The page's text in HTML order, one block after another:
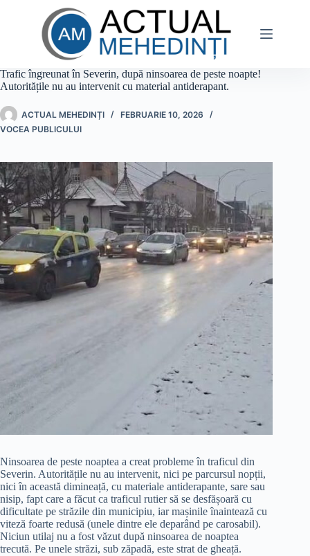
Trafic îngreunat în Severin, după ninsoarea de peste noapte!
Autoritățile nu au intervenit cu material antiderapant.
ACTUAL MEHEDINȚI
FEBRUARIE 10, 2026
VOCEA PUBLICULUI
Ninsoarea de peste noaptea a creat probleme în traficul din
Severin. Autoritățile nu au intervenit, nici pe parcursul nopții,
nici în această dimineață, cu materiale antiderapante, sare sau
nisip, fapt care a făcut ca traficul rutier să se desfășoară cu
dificultate pe străzile din municipiu, iar mașinile înaintează cu
viteză foarte redusă (unele dintre ele deparând pe carosabil).
Niciun utilaj nu a fost văzut după ninsoarea de noaptea
trecută. Pe unele străzi, sub zăpadă, este strat de gheață.